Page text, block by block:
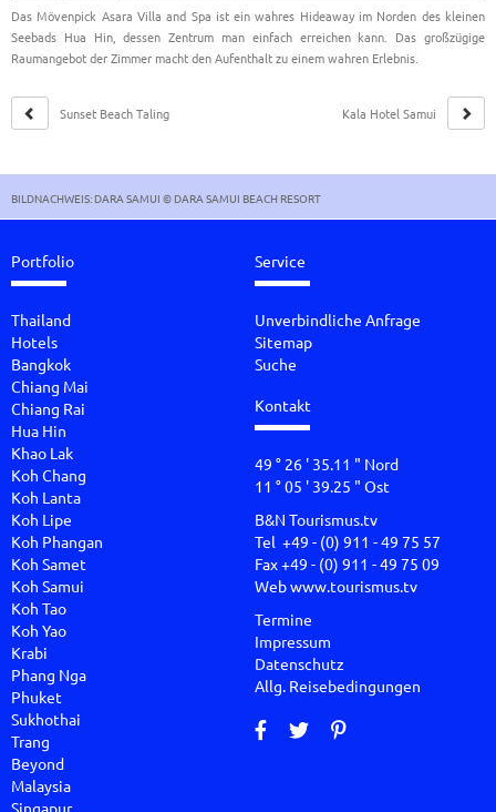
Das Mövenpick Asara Villa and Spa ist ein wahres Hideaway im Norden des kleinen
Seebads Hua Hin, dessen Zentrum man einfach erreichen kann. Das großzügige
Raumangebot der Zimmer macht den Aufenthalt zu einem wahren Erlebnis.
Sunset Beach Taling
Kala Hotel Samui
BILDNACHWEIS: DARA SAMUI © DARA SAMUI BEACH RESORT
Portfolio
Thailand
Hotels
Bangkok
Chiang Mai
Chiang Rai
Hua Hin
Khao Lak
Koh Chang
Koh Lanta
Koh Lipe
Koh Phangan
Koh Samet
Koh Samui
Koh Tao
Koh Yao
Krabi
Phang Nga
Phuket
Sukhothai
Trang
Beyond
Malaysia
Singapur
Service
Unverbindliche Anfrage
Sitemap
Suche
Kontakt
49 ° 26 ' 35.11 " Nord
11 ° 05 ' 39.25 " Ost
B&N Tourismus.tv
Tel +49 - (0) 911 - 49 75 57
Fax +49 - (0) 911 - 49 75 09
Webwww.tourismus.tv
Termine
Impressum
Datenschutz
Allg. Reisebedingungen